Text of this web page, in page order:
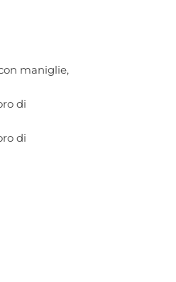
maniglie,
di
di